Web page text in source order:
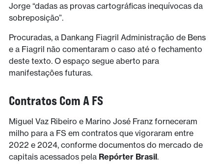
Jorge “dadas as provas cartográficas inequívocas da
sobreposição”.
Procuradas, a Dankang Fiagril Administração de Bens
e a Fiagril não comentaram o caso até o fechamento
deste texto. O espaço segue aberto para
manifestações futuras.
Contratos Com A FS
Miguel Vaz Ribeiro e Marino José Franz forneceram
milho para a FS em contratos que vigoraram entre
2022 e 2024, conforme documentos do mercado de
capitais acessados pela Repórter Brasil.